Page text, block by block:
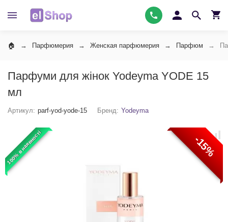
Парфюмерия Женская парфюмерия Парфюм
Парфуми для жінок Yodeyma YODE 15
мл
Артикул: parf-yod-yode-15 Бренд: Yodeyma
100% в наявності -15%